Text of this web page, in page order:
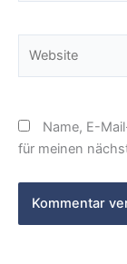
Name, E-
für meinen